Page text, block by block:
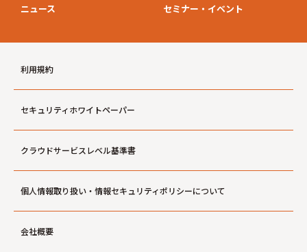
ニュース セミナー・イベント
利用規約
セキュリティホワイトペーパー
クラウドサービスレベル基準書
個人情報取り扱い・情報セキュリティポリシーについて
会社概要